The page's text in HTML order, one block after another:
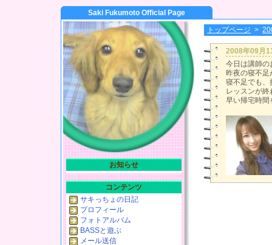
Saki Fukumoto Official Page
トップページ >
2008年09月
今日は講師の
昨夜の寝不
寝不足でも、
レッスンが
早い帰宅時間
お知らせ
コンテンツ
サキっちょの日記
プロフィール
フォトアルバム
BASSと遊ぶ
メール送信